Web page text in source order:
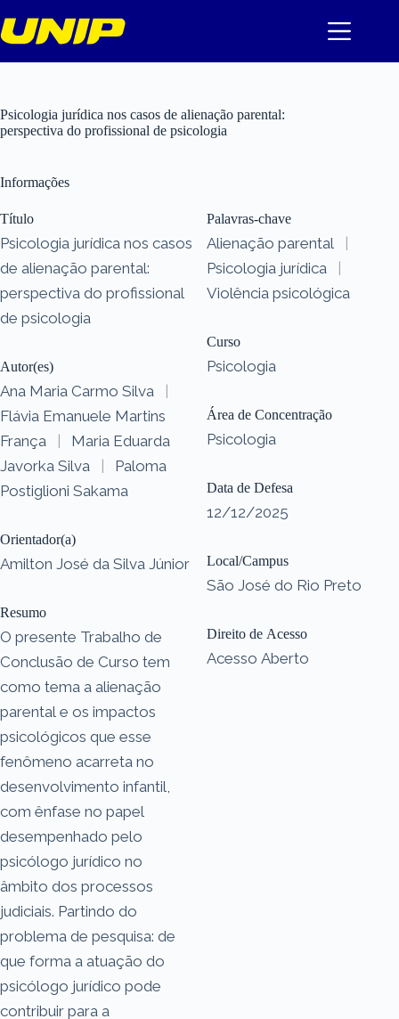
para
o
Psicologia jurídica nos casos de alienação parental:
perspectiva do profissional de psicologia
Informações
Título
Psicologia jurídica nos casos
de alienação parental:
perspectiva do profissional
de psicologia
Autor(es)
Ana Maria Carmo Silva
|
Flávia Emanuele Martins
França
|
Maria Eduarda
Javorka Silva
|
Paloma
Postiglioni Sakama
Orientador(a)
Amilton José da Silva Júnior
Resumo
O presente Trabalho de
Conclusão de Curso tem
como tema a alienação
parental e os impactos
psicológicos que esse
fenômeno acarreta no
desenvolvimento infantil,
com ênfase no papel
desempenhado pelo
psicólogo jurídico no
âmbito dos processos
judiciais. Partindo do
problema de pesquisa: de
que forma a atuação do
psicólogo jurídico pode
contribuir para a
Palavras-chave
Alienação parental
|
Psicologia jurídica
|
Violência psicológica
Curso
Psicologia
Área de Concentração
Psicologia
Data de Defesa
12/12/2025
Local/Campus
São José do Rio Preto
Direito de Acesso
Acesso Aberto